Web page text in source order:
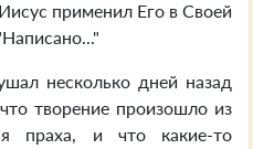
применил Его в Своей
несколько дней назад
творение произошло из
праха, и что какие-то